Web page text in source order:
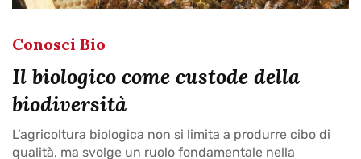
Conosci Bio
Il biologico come custode della
biodiversità
L’agricoltura biologica non si limita a produrre cibo di
qualità, ma svolge un ruolo fondamentale nella